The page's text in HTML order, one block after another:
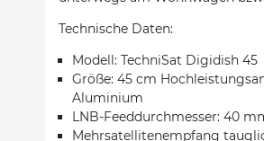
Technische Daten:
Modell: TechniSat Digidish 45
Größe: 45 cm
Aluminium
LNB-Feeddurchmesser: 40
Mehrsatellitenempfang